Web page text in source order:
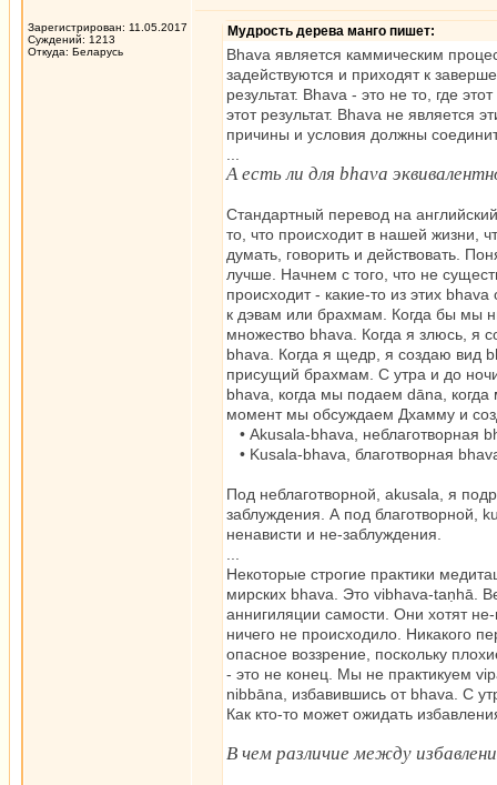
Зарегистрирован: 11.05.2017
Суждений: 1213
Откуда: Беларусь
Мудрость дерева манго пишет:
Bhava является каммическим
задействуются и приходят к
результат. Bhava - это не то, где
этот результат. Bhava не является
причины и условия должны
А есть ли для bhava
Стандартный перевод на
то, что происходит в нашей
думать, говорить и действовать.
лучше. Начнем с того, что не
происходит - какие-то из этих
к дэвам или брахмам. Когда бы мы
множество bhava. Когда я злюсь, я
bhava. Когда я щедр, я создаю вид
присущий брахмам. С утра и до
bhava, когда мы подаем dāna,
момент мы обсуждаем Дхамму и
• Akusala-bhava, неблаготворная
• Kusala-bhava, благотворная
Под неблаготворной, akusala, я
заблуждения. А под благотворной,
ненависти и не-заблуждения.
Некоторые строгие практики
мирских bhava. Это vibhava-taṇhā.
аннигиляции самости. Они хотят
ничего не происходило. Никакого
опасное воззрение, поскольку
- это не конец. Мы не практикуем
nibbāna, избавившись от bhava. С
Как кто-то может ожидать
В чем различие между